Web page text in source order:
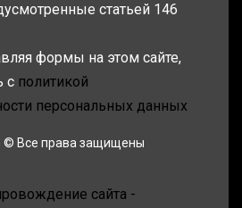
статьей 146
формы на этом сайте,
с политикой
персональных данных
© Все права защищены
сайта -